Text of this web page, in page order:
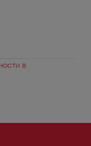
в